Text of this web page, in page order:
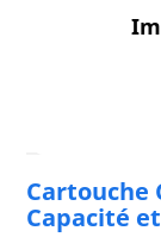
Cartouche
Capacité